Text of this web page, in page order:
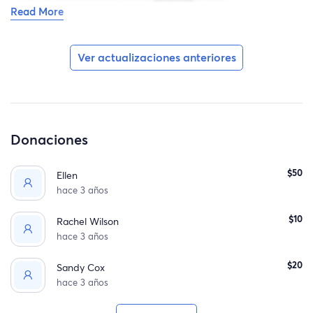
Read More
Ver actualizaciones anteriores
Donaciones
Ellen
hace 3 años
$50
Rachel Wilson
hace 3 años
$10
Sandy Cox
hace 3 años
$20